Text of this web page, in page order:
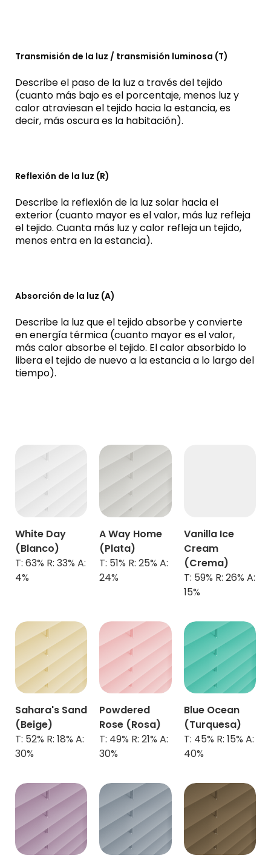
Transmisión de la luz / transmisión luminosa (T)
Describe el paso de la luz a través del tejido
(cuanto más bajo es el porcentaje, menos luz y
calor atraviesan el tejido hacia la estancia, es
decir, más oscura es la habitación).
Reflexión de la luz (R)
Describe la reflexión de la luz solar hacia el
exterior (cuanto mayor es el valor, más luz refleja
el tejido. Cuanta más luz y calor refleja un tejido,
menos entra en la estancia).
Absorción de la luz (A)
Describe la luz que el tejido absorbe y convierte
en energía térmica (cuanto mayor es el valor,
más calor absorbe el tejido. El calor absorbido lo
libera el tejido de nuevo a la estancia a lo largo del
tiempo).
White Day
(Blanco)
T: 63% R: 33% A:
4%
A Way Home
(Plata)
T: 51% R: 25% A:
24%
Vanilla Ice
Cream
(Crema)
T: 59% R: 26% A:
15%
Sahara's Sand
(Beige)
T: 52% R: 18% A:
30%
Powdered
Rose (Rosa)
T: 49% R: 21% A:
30%
Blue Ocean
(Turquesa)
T: 45% R: 15% A:
40%